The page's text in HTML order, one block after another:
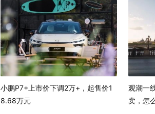
小鹏P7+上市价下调2万+，起售价1
8.68万元
观潮一
卖，怎